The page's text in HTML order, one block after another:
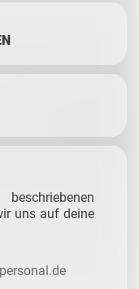
uns auf deine